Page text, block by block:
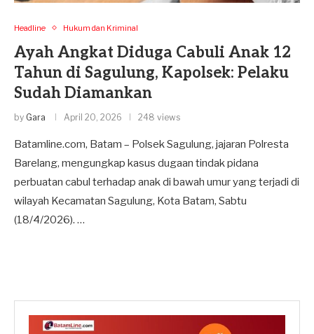
Headline Hukum dan Kriminal
Ayah Angkat Diduga Cabuli Anak 12
Tahun di Sagulung, Kapolsek: Pelaku
Sudah Diamankan
by Gara April 20, 2026 248 views
Batamline.com, Batam – Polsek Sagulung, jajaran Polresta
Barelang, mengungkap kasus dugaan tindak pidana
perbuatan cabul terhadap anak di bawah umur yang terjadi di
wilayah Kecamatan Sagulung, Kota Batam, Sabtu
(18/4/2026). …